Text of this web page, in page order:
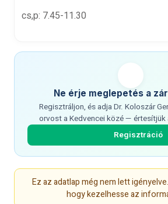
cs,p: 7.45-11.30
Ne érje meglepetés a
Regisztráljon, és adja Dr. Koloszár
orvost a Kedvencei közé —
Regisztráció
Ez az adatlap még nem lett igényelve.
hogy kezelhesse az